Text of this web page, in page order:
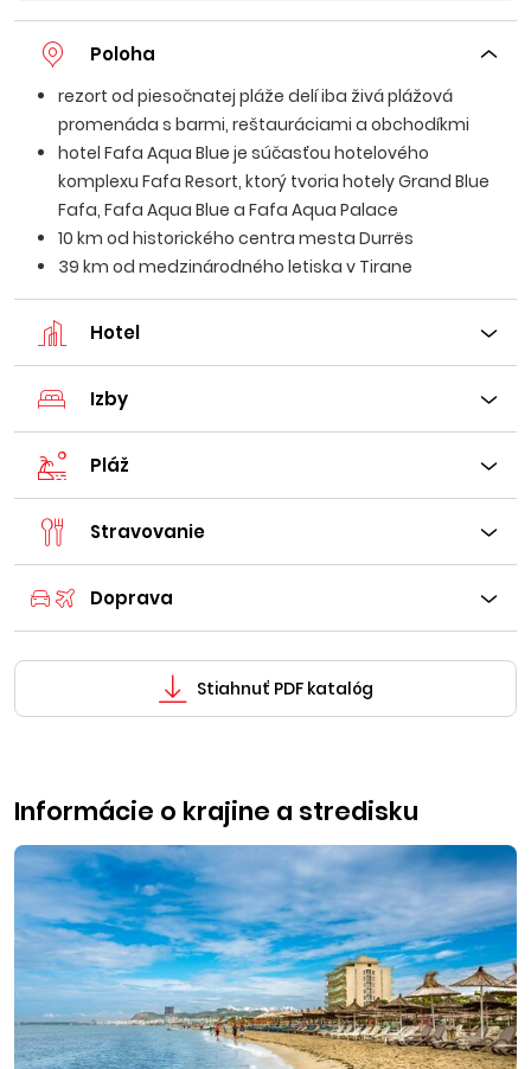
Poloha
rezort od piesočnatej pláže delí iba živá plážová
promenáda s barmi, reštauráciami a obchodíkmi
hotel Fafa Aqua Blue je súčasťou hotelového
komplexu Fafa Resort, ktorý tvoria hotely Grand Blue
Fafa, Fafa Aqua Blue a Fafa Aqua Palace
10 km od historického centra mesta Durrës
39 km od medzinárodného letiska v Tirane
Hotel
Izby
Pláž
Stravovanie
Doprava
Stiahnuť PDF katalóg
Informácie o krajine a stredisku